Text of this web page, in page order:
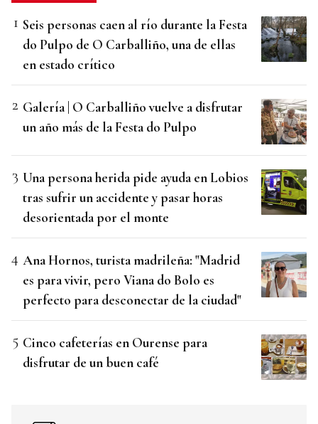
Seis personas caen al río durante la Festa
do Pulpo de O Carballiño, una de ellas
en estado crítico
Galería | O Carballiño vuelve a disfrutar
un año más de la Festa do Pulpo
Una persona herida pide ayuda en Lobios
tras sufrir un accidente y pasar horas
desorientada por el monte
Ana Hornos, turista madrileña: "Madrid
es para vivir, pero Viana do Bolo es
perfecto para desconectar de la ciudad"
Cinco cafeterías en Ourense para
disfrutar de un buen café